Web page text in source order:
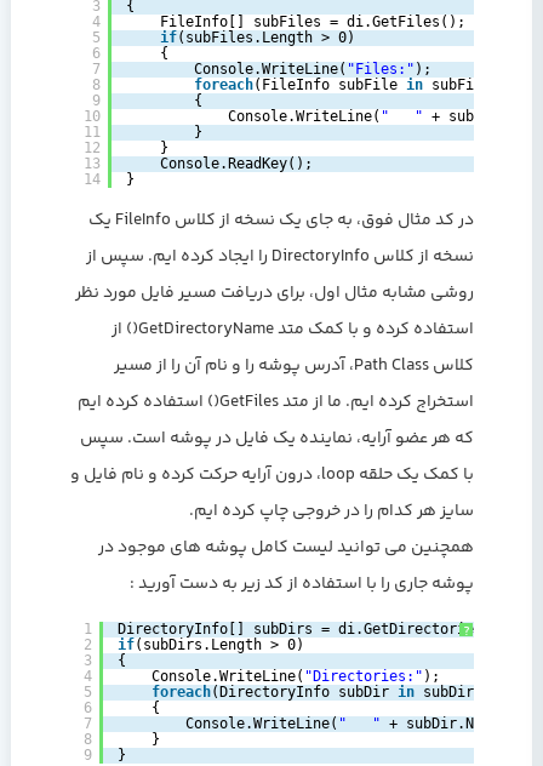
3
4
5
6
7
8
9
10
11
12
13
14
{
FileInfo[] subFiles = di.GetFiles();
if(subFiles.Length > 0)
{
Console.WriteLine( "Files:" );
foreach(FileInfo subFile in subFiles)
{
Console.WriteLine( "   " +
}
}
Console.ReadKey();
}
در کد مثال فوق، به جای یک نسخه از کلاس FileInfo یک
نسخه از کلاس DirectoryInfo را ایجاد کرده ایم. سپس از
روشی مشابه مثال اول، برای دریافت مسیر فایل مورد نظر
استفاده کرده و با کمک متد GetDirectoryName() از
کلاس Path Class، آدرس پوشه را و نام آن را از مسیر
استخراج کرده ایم. ما از متد GetFiles() استفاده کرده ایم
که هر عضو آرایه، نماینده یک فایل در پوشه است. سپس
با کمک یک حلقه loop، درون آرایه حرکت کرده و نام فایل و
سایز هر کدام را در خروجی چاپ کرده ایم.
همچنین می توانید لیست کامل پوشه های موجود در
پوشه جاری را با استفاده از کد زیر به دست آورید :
?
1
2
3
4
5
6
7
8
9
DirectoryInfo[] subDirs = di.GetDirectories();
if(subDirs.Length > 0)
{
Console.WriteLine( "Directories:" );
foreach(DirectoryInfo subDir in subDirs)
{
Console.WriteLine( "   " + subDir.Name);
}
}